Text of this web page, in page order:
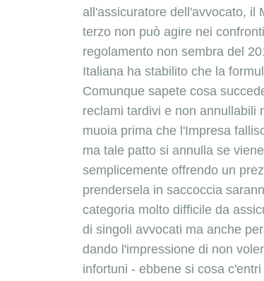
all'assicuratore dell'avvocato, il
terzo non può agire nei
regolamento non sembra del
Italiana ha stabilito che la
Comunque sapete cosa
reclami tardivi e non annullabili
muoia prima che l'Impresa
ma tale patto si annulla se
semplicemente offrendo un
prendersela in saccoccia
categoria molto difficile da
di singoli avvocati ma anche
dando l'impressione di non
infortuni - ebbene si cosa